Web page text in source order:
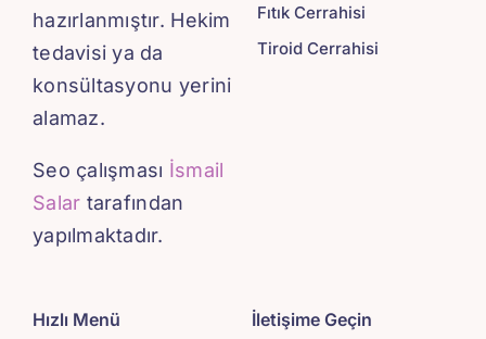
hazırlanmıştır. Hekim
tedavisi ya da
konsültasyonu yerini
alamaz.
Seo çalışması İsmail
Salar tarafından
yapılmaktadır.
Fıtık Cerrahisi
Tiroid Cerrahisi
Hızlı Menü İletişime Geçin